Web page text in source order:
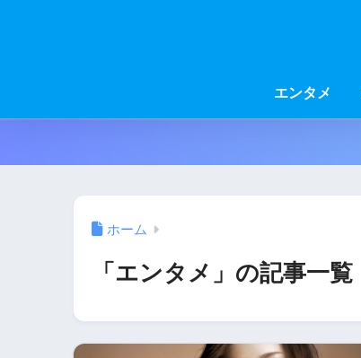
エンタメ
ホーム
「エンタメ」の記事一覧